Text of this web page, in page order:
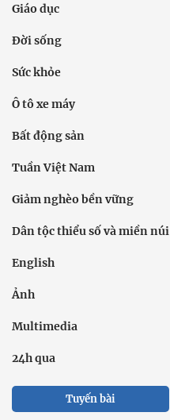
Giáo dục
Đời sống
Sức khỏe
Ô tô xe máy
Bất động sản
Tuần Việt Nam
Giảm nghèo bền vững
Dân tộc thiểu số và miền núi
English
Ảnh
Multimedia
24h qua
Tuyến bài